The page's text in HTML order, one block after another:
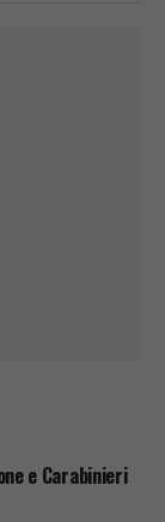
e Carabinieri